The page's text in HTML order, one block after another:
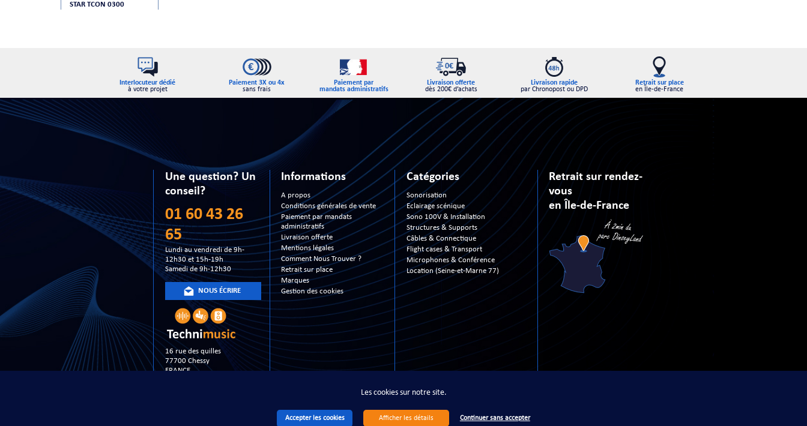
Les cookies sur notre site.
Accepter les cookies Afficher les détails Continuer sans accepter
STAR TCON 0300
Interlocuteur dédié
à votre projet
Paiement 3X ou 4x
sans frais
Paiement par
mandats administratifs
Livraison offerte
dès 200€ d’achats
Livraison rapide
par Chronopost ou DPD
Retrait sur place
en Île-de-France
Une question? Un
conseil?
01 60 43 26
65
Lundi au vendredi de 9h-
12h30 et 15h-19h
Samedi de 9h-12h30
NOUS ÉCRIRE
16 rue des quilles
77700 Chessy
FRANCE
Informations
A propos
Conditions générales de vente
Paiement par mandats
administratifs
Livraison offerte
Mentions légales
Comment Nous Trouver ?
Retrait sur place
Marques
Gestion des cookies
Catégories
Sonorisation
Eclairage scénique
Sono 100V & Installation
Structures & Supports
Câbles & Connectique
Flight cases & Transport
Microphones & Conférence
Location (Seine-et-Marne 77)
Retrait sur rendez-
vous
en Île-de-France
Copyright 2013- 2026 www.technimusic.fr © - All Right Reserved - Tous droits réservés - Site réalisé par
Les cookies sur notre site.